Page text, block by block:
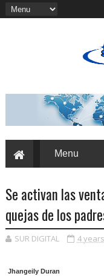
Se activan las
quejas de los
SUR DIGITAL 4
Jhangeily Duran